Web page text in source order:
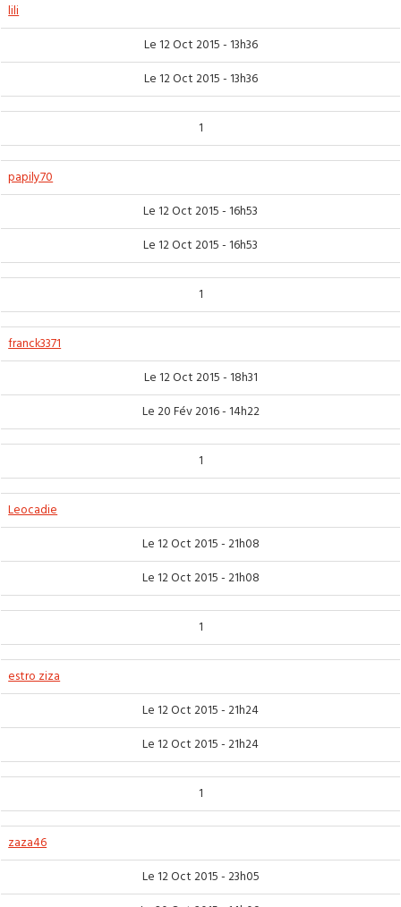
lili
Le 12 Oct 2015 - 13h36
Le 12 Oct 2015 - 13h36
1
papily70
Le 12 Oct 2015 - 16h53
Le 12 Oct 2015 - 16h53
1
franck3371
Le 12 Oct 2015 - 18h31
Le 20 Fév 2016 - 14h22
1
Leocadie
Le 12 Oct 2015 - 21h08
Le 12 Oct 2015 - 21h08
1
estro ziza
Le 12 Oct 2015 - 21h24
Le 12 Oct 2015 - 21h24
1
zaza46
Le 12 Oct 2015 - 23h05